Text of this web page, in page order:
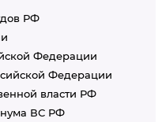
РФ
Федерации
Федерации
власти РФ
ВС РФ